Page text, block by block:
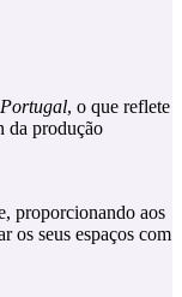
, o que reflete
da produção
proporcionando aos
os seus espaços com